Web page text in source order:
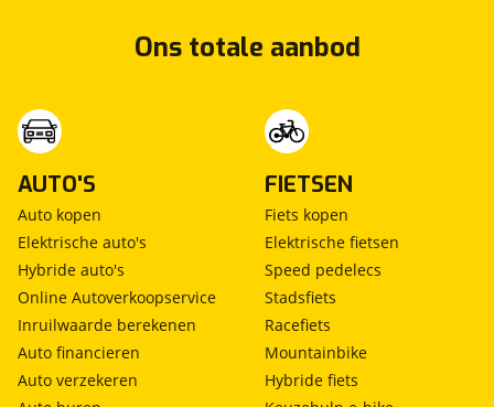
Ons totale aanbod
AUTO'S
Auto kopen
Elektrische auto's
Hybride auto's
Online Autoverkoopservice
Inruilwaarde berekenen
Auto financieren
Auto verzekeren
FIETSEN
Fiets kopen
Elektrische fietsen
Speed pedelecs
Stadsfiets
Racefiets
Mountainbike
Hybride fiets